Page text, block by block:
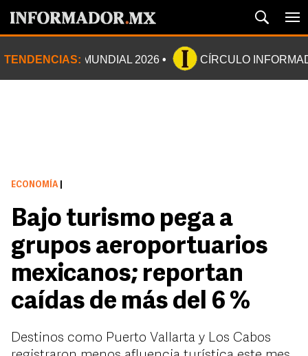
TENDENCIAS: MUNDIAL 2026 CÍRCULO
ECONOMÍA
Bajo turismo pega a
grupos aeroportuarios
mexicanos; reportan
caídas de más del 6 %
Destinos como Puerto Vallarta y Los Cabos